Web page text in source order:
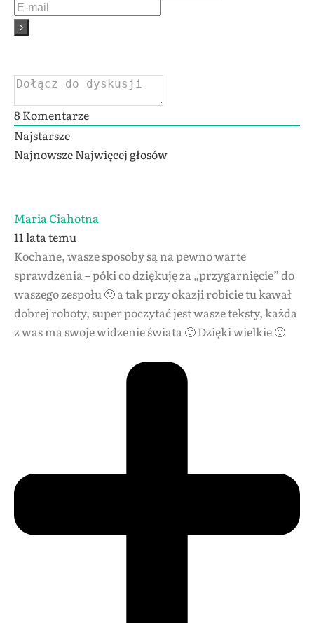
8Komentarze
Najstarsze
NajnowszeNajwięcej głosów
Maria Ciahotna
11 lata temu
Kochane, wasze sposoby są na pewno warte
sprawdzenia – póki co dziękuję za „przygarnięcie” do
waszego zespołu 🙂 a tak przy okazji robicie tu kawał
dobrej roboty, super poczytać jest wasze teksty, każda
z was ma swoje widzenie świata 🙂 Dzięki wielkie 🙂